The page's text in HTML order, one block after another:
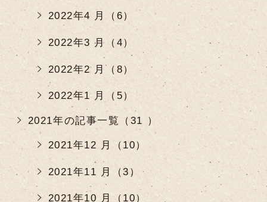
2022年4 月（6）
2022年3 月（4）
2022年2 月（8）
2022年1 月（5）
2021年の記事一覧（31 ）
2021年12 月（10）
2021年11 月（3）
2021年10 月（10）